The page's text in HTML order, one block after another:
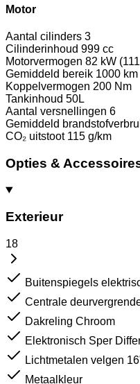
Motor
Aantal cilinders 3
Cilinderinhoud 999 cc
Motorvermogen 82 kW
Gemiddeld bereik 1000 km
Koppelvermogen 200 Nm
Tankinhoud 50L
Aantal versnellingen 6
Gemiddeld
CO₂ uitstoot 115 g/km
Opties &
Exterieur
18
Buitenspiegels
Centrale
Dakreling Chroom
Elektronisch Sper
Lichtmetalen velgen
Metaalkleur